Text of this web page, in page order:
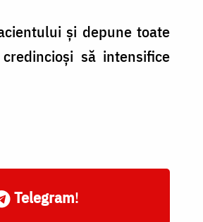
și depune toate
să intensifice
Telegram!